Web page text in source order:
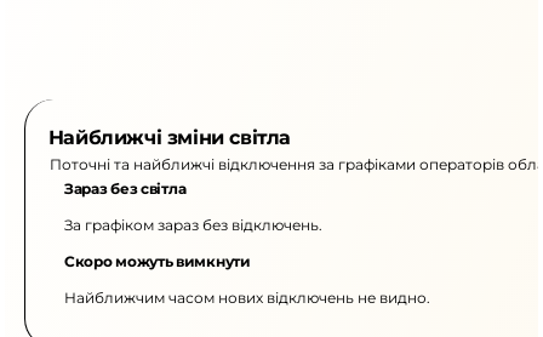
Найближчі зміни світла
Поточні та найближчі відключення за графіками операторів
Зараз без світла
За графіком зараз без відключень.
Скоро можуть вимкнути
Найближчим часом нових відключень не видно.